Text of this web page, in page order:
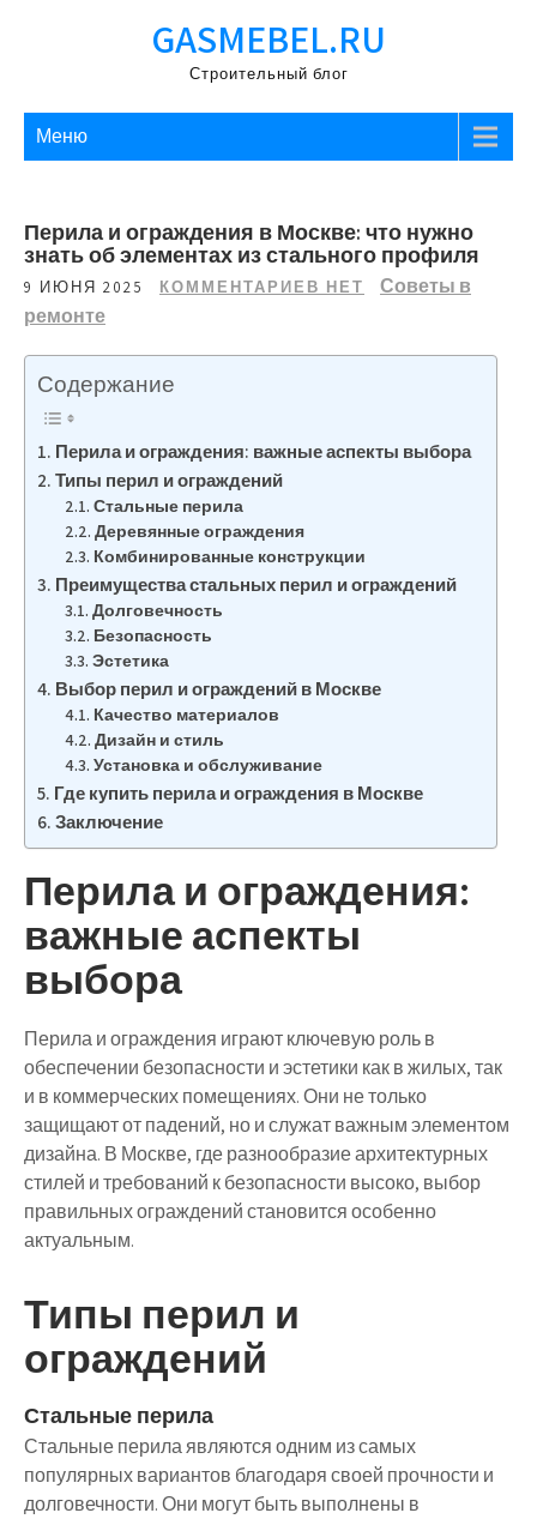
GASMEBEL.RU
Строительный блог
Меню
Перила и ограждения в Москве: что нужно
знать об элементах из стального профиля
9 ИЮНЯ 2025 КОММЕНТАРИЕВ НЕТ
Советы в
ремонте
Содержание
Перила и ограждения: важные аспекты выбора
Типы перил и ограждений
Стальные перила
Деревянные ограждения
Комбинированные конструкции
Преимущества стальных перил и ограждений
Долговечность
Безопасность
Эстетика
Выбор перил и ограждений в Москве
Качество материалов
Дизайн и стиль
Установка и обслуживание
Где купить перила и ограждения в Москве
Заключение
Перила и ограждения:
важные аспекты
выбора
Перила и ограждения играют ключевую роль в
обеспечении безопасности и эстетики как в жилых, так
и в коммерческих помещениях. Они не только
защищают от падений, но и служат важным элементом
дизайна. В Москве, где разнообразие архитектурных
стилей и требований к безопасности высоко, выбор
правильных ограждений становится особенно
актуальным.
Типы перил и
ограждений
Стальные перила
Стальные перила являются одним из самых
популярных вариантов благодаря своей прочности и
долговечности. Они могут быть выполнены в